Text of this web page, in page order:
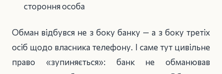
стороння особа
Обман відбувся не з боку банку — а з боку третіх
осіб щодо власника телефону. І саме тут цивільне
право «зупиняється»: банк не обманював